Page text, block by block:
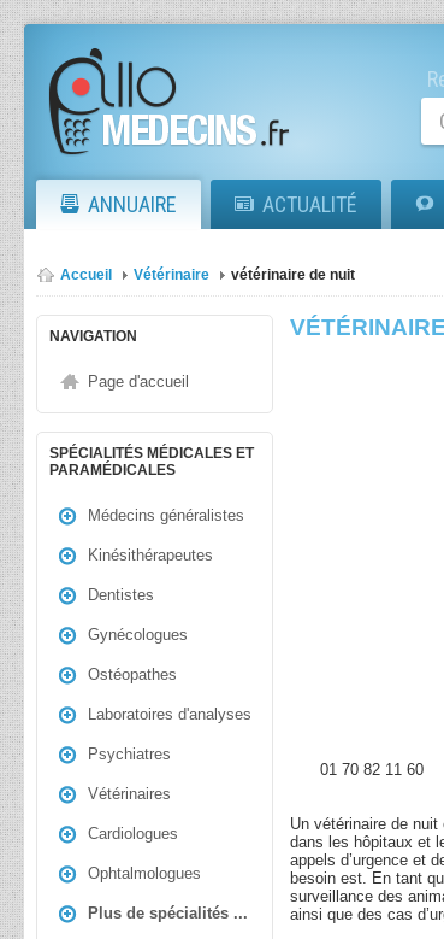
ANNUAIRE ACTUALITÉ
Accueil Vétérinaire vétérinaire de nuit
NAVIGATION
Page d'accueil
SPÉCIALITÉS MÉDICALES ET
PARAMÉDICALES
Médecins généralistes
Kinésithérapeutes
Dentistes
Gynécologues
Ostéopathes
Laboratoires d'analyses
Psychiatres
Vétérinaires
Cardiologues
Ophtalmologues
Plus de spécialités ...
01 70 82 11 60
Un vétérinaire de
dans les hôpitaux et
appels d’urgence et
besoin est. En tant
surveillance des
ainsi que des cas